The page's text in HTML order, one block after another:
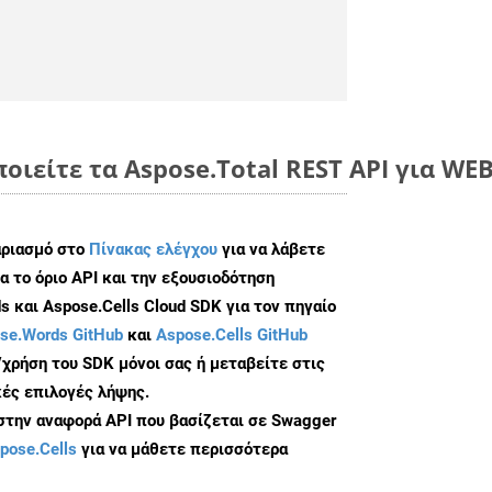
τα Aspose.Total REST API για
στο Πίνακας ελέγχου για να λάβετε
το όριο API και την εξουσιοδότηση
Aspose.Cells Cloud SDK για τον πηγαίο
GitHub και Aspose.Cells GitHub
του SDK μόνοι σας ή μεταβείτε στις
επιλογές λήψης.
αναφορά API που βασίζεται σε Swagger
για να μάθετε περισσότερα